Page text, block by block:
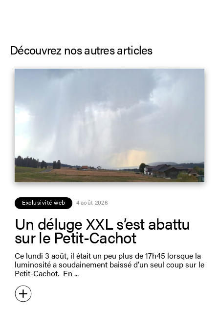
Découvrez nos autres articles
Exclusivité web 4 août 2026
Un déluge XXL s’est abattu
sur le Petit-Cachot
Ce lundi 3 août, il était un peu plus de 17h45 lorsque la
luminosité a soudainement baissé d’un seul coup sur le
Petit-Cachot. En